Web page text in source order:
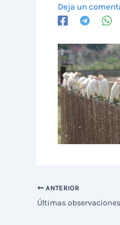
Deja un
ANTERIOR
Últimas